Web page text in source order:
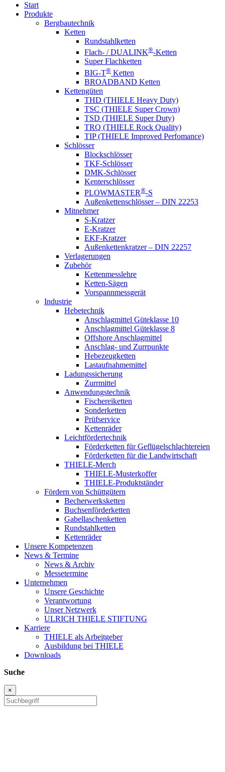
Start
Produkte
Bergbautechnik
Ketten
Rundstahlketten
Flach- / DUALINK®-Ketten
Super Flachketten
BIG-T® Ketten
BROADBAND Ketten
Kettengüten
THD (THIELE Heavy Duty)
TSC (THIELE Super Crown)
TSD (THIELE Super Duty)
TRQ (THIELE Rock Quality)
TIP (THIELE Improved Perfomance)
Schlösser
Blockschlösser
TKF-Schlösser
DMK-Schlösser
Kenterschlösser
PLOWMASTER®-S
Außenkettenschlösser – DIN 22253
Mitnehmer
S-Kratzer
E-Kratzer
EKF-Kratzer
Außenkettenkratzer – DIN 22257
Verlagerungen
Zubehör
Kettenmesslehre
Ketten-Sägen
Vorspannmessgerät
Industrie
Hebetechnik
Anschlagmittel Güteklasse 10
Anschlagmittel Güteklasse 8
Offshore Anschlagmittel
Anschlag- und Zurrpunkte
Hebezeugketten
Lastaufnahmemittel
Ladungssicherung
Zurrmittel
Anwendungstechnik
Fischereiketten
Sonderketten
Prüfservice
Kettenräder
Leichtfördertechnik
Förderketten für Geflügelschlachtereien
Förderketten für die Landwirtschaft
THIELE-Merch
THIELE-Musterkoffer
THIELE-Produktständer
Fördern von Schüttgütern
Becherwerksketten
Buchsenförderketten
Gabellaschenketten
Rundstahlketten
Kettenräder
Unsere Kompetenzen
News & Termine
News & Archiv
Messetermine
Unternehmen
Unsere Geschichte
Verantwortung
Unser Netzwerk
ULRICH THIELE STIFTUNG
Karriere
THIELE als Arbeitgeber
Ausbildung bei THIELE
Downloads
Suche
×